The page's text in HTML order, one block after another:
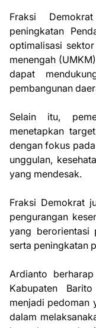
Fraksi
peningkatan
optimalisasi
menengah
dapat
pembangunan
Selain itu,
menetapkan
dengan fokus
unggulan,
yang mendesak.
Fraksi Demokrat
pengurangan
yang berorientasi
serta peningkatan
Ardianto
Kabupaten
menjadi pedoman
dalam